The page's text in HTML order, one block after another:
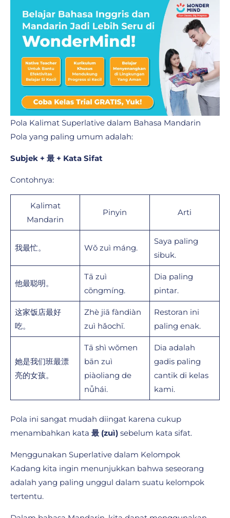
Pola Kalimat Superlative dalam Bahasa Mandarin
Pola yang paling umum adalah:
Subjek + 最 + Kata Sifat
Contohnya:
Kalimat
Mandarin
Pinyin Arti
我最忙。 Wǒ zuì máng.
Saya paling
sibuk.
他最聪明。
Tā zuì
cōngmíng.
Dia paling
pintar.
这家饭店最好
吃。
Zhè jiā fàndiàn
zuì hǎochī.
Restoran ini
paling enak.
她是我们班最漂
亮的女孩。
Tā shì wǒmen
bān zuì
piàoliang de
nǚhái.
Dia adalah
gadis paling
cantik di kelas
kami.
Pola ini sangat mudah diingat karena cukup
menambahkan kata 最 (zuì) sebelum kata sifat.
Menggunakan Superlative dalam Kelompok
Kadang kita ingin menunjukkan bahwa seseorang
adalah yang paling unggul dalam suatu kelompok
tertentu.